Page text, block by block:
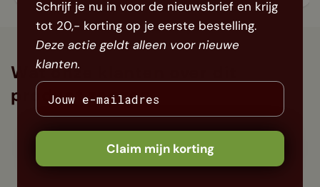
Wat onze klanten over dit
product zeggen
Schrijf je nu in voor de nieuwsbrief en krijg
tot 20,- korting op je eerste bestelling.
Deze actie geldt alleen voor nieuwe
klanten.
Claim mijn korting